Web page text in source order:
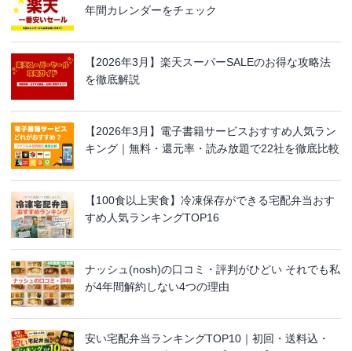
年間カレンダーをチェック
【2026年3月】楽天スーパーSALEのお得な攻略法
を徹底解説
【2026年3月】電子書籍サービスおすすめ人気ラン
キング｜無料・還元率・読み放題で22社を徹底比較
【100食以上実食】冷凍保存ができる宅配弁当おす
すめ人気ランキングTOP16
ナッシュ(nosh)の口コミ・評判がひどい それでも私
が4年間解約しない4つの理由
安い宅配弁当ランキングTOP10｜初回・送料込・